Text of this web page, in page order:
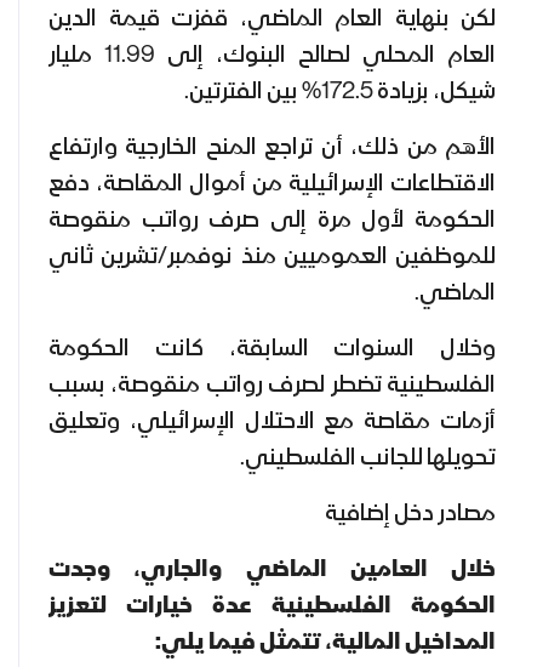
لكن بنهاية العام الماضي، قفزت قيمة الدين
العام المحلي لصالح البنوك، إلى 11.99 مليار
شيكل، بزيادة 172.5% بين الفترتين.
الأهم من ذلك، أن تراجع المنح الخارجية وارتفاع
الاقتطاعات الإسرائيلية من أموال المقاصة، دفع
الحكومة لأول مرة إلى صرف رواتب منقوصة
للموظفين العموميين منذ نوفمبر/تشرين ثاني
الماضي.
وخلال السنوات السابقة، كانت الحكومة
الفلسطينية تضطر لصرف رواتب منقوصة، بسبب
أزمات مقاصة مع الاحتلال الإسرائيلي، وتعليق
تحويلها للجانب الفلسطيني.
مصادر دخل إضافية
خلال العامين الماضي والجاري، وجدت
الحكومة الفلسطينية عدة خيارات لتعزيز
المداخيل المالية، تتمثل فيما يلي: